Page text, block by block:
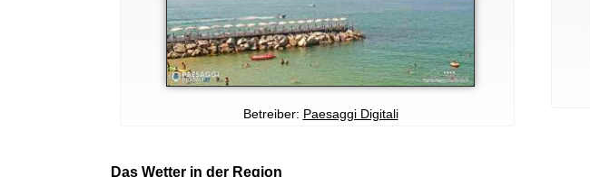
Betreiber: Paesaggi Digitali
Das Wetter in der Region